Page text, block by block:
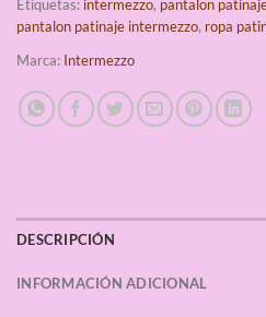
Etiquetas: intermezzo, pantalon
pantalon patinaje intermezzo, ropa
Marca: Intermezzo
DESCRIPCIÓN
INFORMACIÓN ADICIONAL